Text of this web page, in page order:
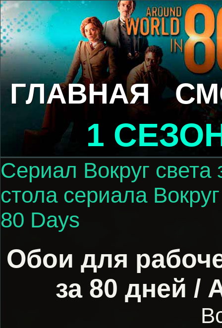
ГЛАВНАЯ
1
Сериал Вокруг света
стола сериала
80 Days
Обои для
за 80 дней /